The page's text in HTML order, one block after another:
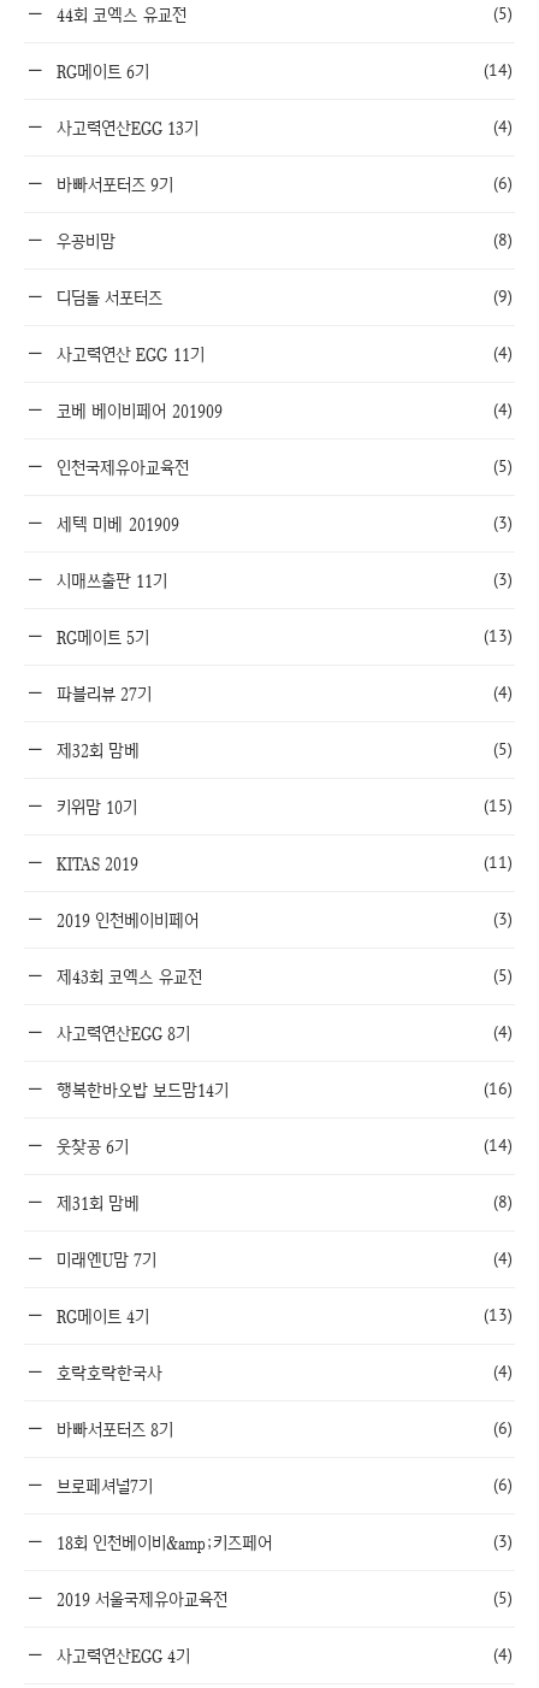
44회 코엑스 유교전 (5)
RG메이트 6기 (14)
사고력연산EGG 13기 (4)
바빠서포터즈 9기 (6)
우공비맘 (8)
디딤돌 서포터즈 (9)
사고력연산 EGG 11기 (4)
코베 베이비페어 201909 (4)
인천국제유아교육전 (5)
세텍 미베 201909 (3)
시매쓰출판 11기 (3)
RG메이트 5기 (13)
파블리뷰 27기 (4)
제32회 맘베 (5)
키위맘 10기 (15)
KITAS 2019 (11)
2019 인천베이비페어 (3)
제43회 코엑스 유교전 (5)
사고력연산EGG 8기 (4)
행복한바오밥 보드맘14기 (16)
웃찾공 6기 (14)
제31회 맘베 (8)
미래엔U맘 7기 (4)
RG메이트 4기 (13)
호락호락한국사 (4)
바빠서포터즈 8기 (6)
브로페셔널7기 (6)
18회 인천베이비&amp;키즈페어 (3)
2019 서울국제유아교육전 (5)
사고력연산EGG 4기 (4)